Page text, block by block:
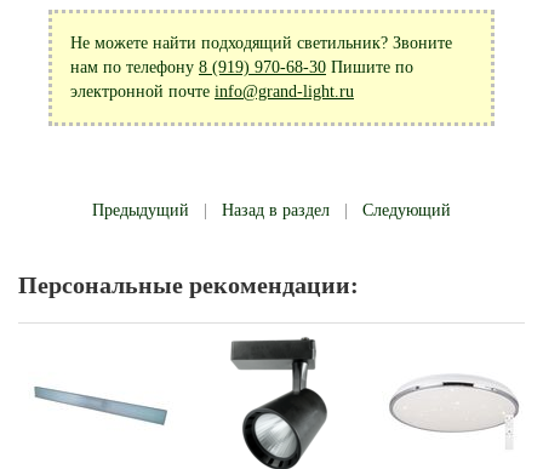
Не можете найти подходящий светильник? Звоните
нам по телефону 8 (919) 970-68-30 Пишите по
электронной почте info@grand-light.ru
Предыдущий Назад в раздел Следующий
Персональные рекомендации: